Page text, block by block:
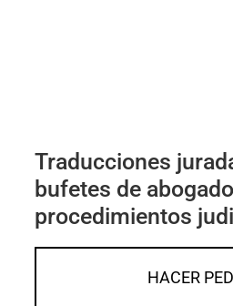
Traducciones
bufetes de
procedimientos
HACER